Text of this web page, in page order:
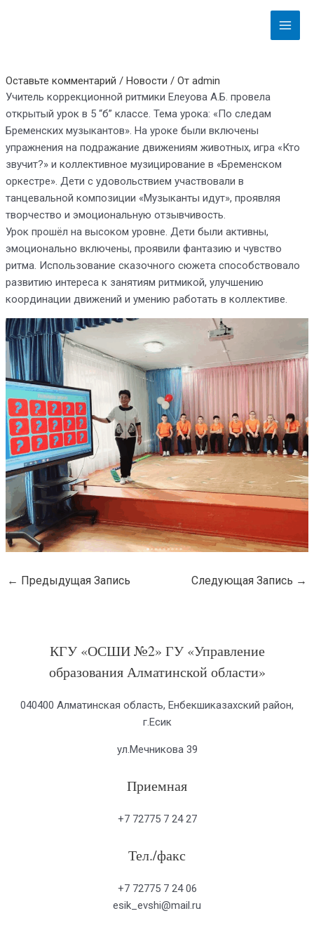
Main
Menu
Оставьте комментарий /Новости / Отadmin
Учитель коррекционной ритмики Елеуова А.Б. провела
открытый урок в 5 “б” классе. Тема урока: «По следам
Бременских музыкантов». На уроке были включены
упражнения на подражание движениям животных, игра «Кто
звучит?» и коллективное музицирование в «Бременском
оркестре». Дети с удовольствием участвовали в
танцевальной композиции «Музыканты идут», проявляя
творчество и эмоциональную отзывчивость.
Урок прошёл на высоком уровне. Дети были активны,
эмоционально включены, проявили фантазию и чувство
ритма. Использование сказочного сюжета способствовало
развитию интереса к занятиям ритмикой, улучшению
координации движений и умению работать в коллективе.
← Предыдущая Запись Следующая Запись →
КГУ «ОСШИ №2» ГУ «Управление
образования Алматинской области»
040400 Алматинская область, Енбекшиказахский район,
г.Есик
ул.Мечникова 39
Приемная
+7 72775 7 24 27
Тел./факс
+7 72775 7 24 06
esik_evshi@mail.ru